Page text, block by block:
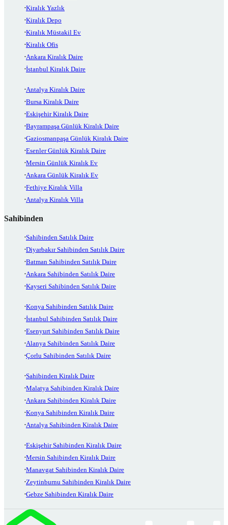
Kiralık Yazlık
Kiralık Depo
Kiralık Müstakil Ev
Kiralık Ofis
Ankara Kiralık Daire
İstanbul Kiralık Daire
Antalya Kiralık Daire
Bursa Kiralık Daire
Eskişehir Kiralık Daire
Bayrampaşa Günlük Kiralık Daire
Gaziosmanpaşa Günlük Kiralık Daire
Esenler Günlük Kiralık Daire
Mersin Günlük Kiralık Ev
Ankara Günlük Kiralık Ev
Fethiye Kiralık Villa
Antalya Kiralık Villa
Sahibinden
Sahibinden Satılık Daire
Diyarbakır Sahibinden Satılık Daire
Batman Sahibinden Satılık Daire
Ankara Sahibinden Satılık Daire
Kayseri Sahibinden Satılık Daire
Konya Sahibinden Satılık Daire
İstanbul Sahibinden Satılık Daire
Esenyurt Sahibinden Satılık Daire
Alanya Sahibinden Satılık Daire
Çorlu Sahibinden Satılık Daire
Sahibinden Kiralık Daire
Malatya Sahibinden Kiralık Daire
Ankara Sahibinden Kiralık Daire
Konya Sahibinden Kiralık Daire
Antalya Sahibinden Kiralık Daire
Eskişehir Sahibinden Kiralık Daire
Mersin Sahibinden Kiralık Daire
Manavgat Sahibinden Kiralık Daire
Zeytinburnu Sahibinden Kiralık Daire
Gebze Sahibinden Kiralık Daire